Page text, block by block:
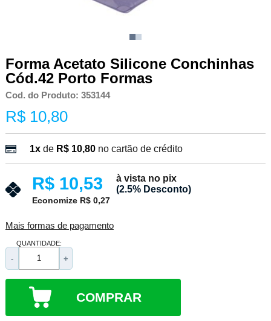
Forma Acetato Silicone Conchinhas
Cód.42 Porto Formas
Cod. do Produto: 353144
R$ 10,80
1xde R$ 10,80 no cartão de crédito
R$ 10,53
à vista no pix
(2.5% Desconto)
Economize R$ 0,27
Mais formas de pagamento
QUANTIDADE:
- +
COMPRAR